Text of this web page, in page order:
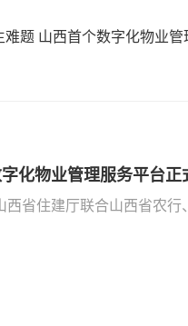
难题 山西首个数字化物业
化物业管理服务平台正
省住建厅联合山西省农行